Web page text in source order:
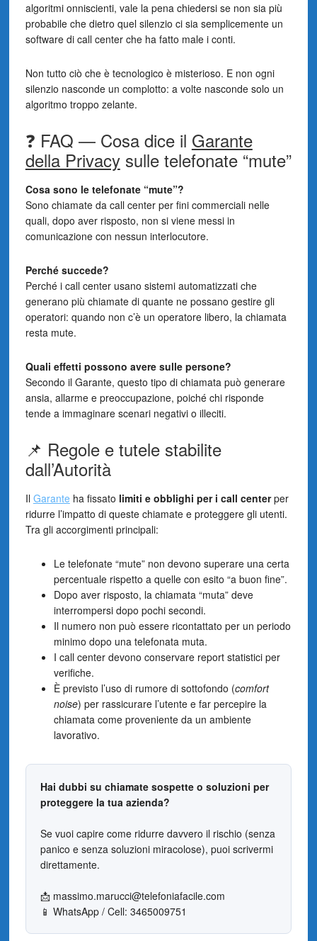
algoritmi onniscienti, vale la pena chiedersi se non sia più
probabile che dietro quel silenzio ci sia semplicemente un
software di call center che ha fatto male i conti.
Non tutto ciò che è tecnologico è misterioso. E non ogni
silenzio nasconde un complotto: a volte nasconde solo un
algoritmo troppo zelante.
❓ FAQ — Cosa dice il Garante
della Privacysulle telefonate “mute”
Cosa sono le telefonate “mute”?
Sono chiamate da call center per fini commerciali nelle
quali, dopo aver risposto, non si viene messi in
comunicazione con nessun interlocutore.
Perché succede?
Perché i call center usano sistemi automatizzati che
generano più chiamate di quante ne possano gestire gli
operatori: quando non c’è un operatore libero, la chiamata
resta mute.
Quali effetti possono avere sulle persone?
Secondo il Garante, questo tipo di chiamata può generare
ansia, allarme e preoccupazione, poiché chi risponde
tende a immaginare scenari negativi o illeciti.
📌 Regole e tutele stabilite
dall’Autorità
Il Garante ha fissato limiti e obblighi per i call centerper
ridurre l’impatto di queste chiamate e proteggere gli utenti.
Tra gli accorgimenti principali:
Le telefonate “mute” non devono superare una certa
percentuale rispetto a quelle con esito “a buon fine”.
Dopo aver risposto, la chiamata “muta” deve
interrompersi dopo pochi secondi.
Il numero non può essere ricontattato per un periodo
minimo dopo una telefonata muta.
I call center devono conservare report statistici per
verifiche.
È previsto l’uso di rumore di sottofondo (comfort
noise) per rassicurare l’utente e far percepire la
chiamata come proveniente da un ambiente
lavorativo.
Hai dubbi su chiamate sospette o soluzioni per
proteggere la tua azienda?
Se vuoi capire come ridurre davvero il rischio (senza
panico e senza soluzioni miracolose), puoi scrivermi
direttamente.
📩 massimo.marucci@telefoniafacile.com
📱 WhatsApp / Cell: 3465009751